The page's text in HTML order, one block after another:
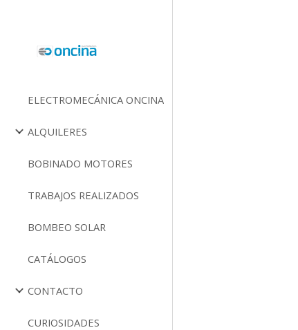
ELECTROMECÁNICA ONCINA
ALQUILERES
BOBINADO MOTORES
TRABAJOS REALIZADOS
BOMBEO SOLAR
CATÁLOGOS
CONTACTO
CURIOSIDADES